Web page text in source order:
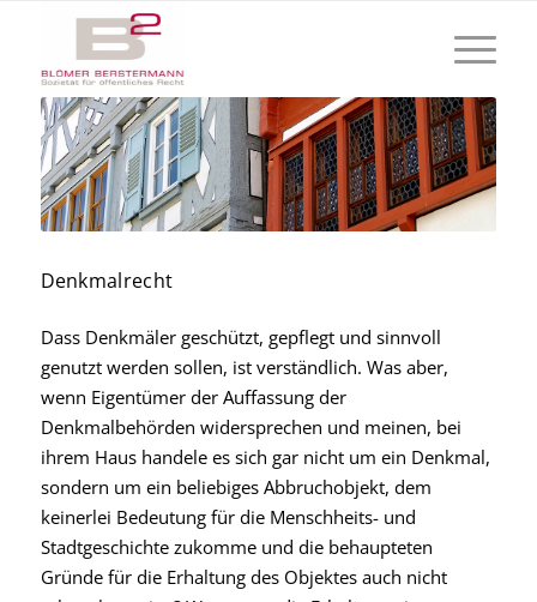
Denkmalrecht
Dass Denkmäler geschützt, gepflegt und sinnvoll
genutzt werden sollen, ist verständlich. Was aber,
wenn Eigentümer der Auffassung der
Denkmalbehörden widersprechen und meinen, bei
ihrem Haus handele es sich gar nicht um ein Denkmal,
sondern um ein beliebiges Abbruchobjekt, dem
keinerlei Bedeutung für die Menschheits- und
Stadtgeschichte zukomme und die behaupteten
Gründe für die Erhaltung des Objektes auch nicht